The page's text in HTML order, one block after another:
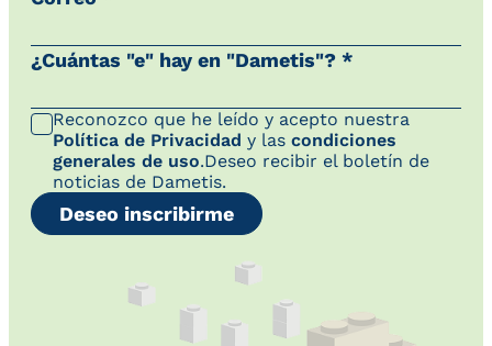
¿Cuántas "e" hay en "Dametis"? *
Reconozco que he leído y acepto nuestra
Política de Privacidad y las condiciones
generales de uso.Deseo recibir el boletín de
noticias de Dametis.